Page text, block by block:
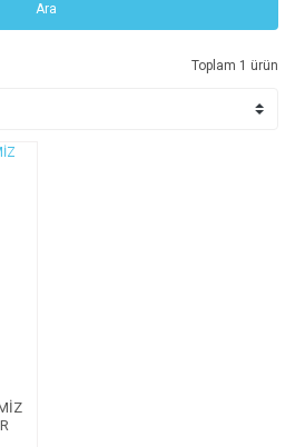
Ara
Toplam 1 ürün